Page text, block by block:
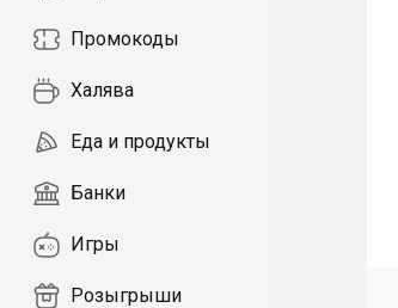
Промокоды
Халява
Еда и продукты
Банки
Игры
Розыгрыши